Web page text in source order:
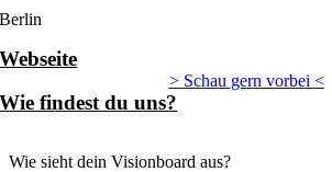
Berlin
Webseite
> Schau gern vorbei <
Wie findest du uns?
Wie sieht dein Visionboard aus?